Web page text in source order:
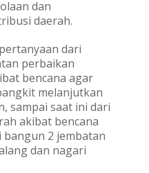
dan
daerah.
dari
perbaikan
bencana agar
melanjutkan
sampai saat ini dari
akibat bencana
bangun 2 jembatan
dan nagari